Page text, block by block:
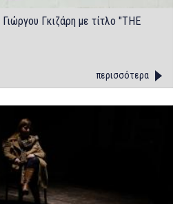
Γκιζάρη με τίτλο "THE
περισσότερα